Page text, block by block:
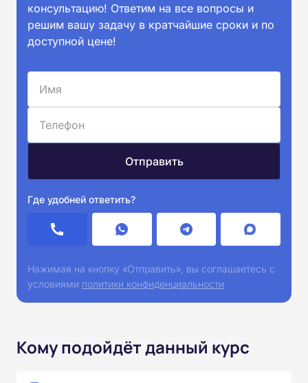
консультацию! Ответим на все вопросы и
решим вашу задачу в кратчайшие сроки и по
доступной цене!
Где удобней ответить?
Нажимая на кнопку «Отправить», вы соглашаетесь с
условиями политики конфиденциальности
Кому подойдёт данный курс